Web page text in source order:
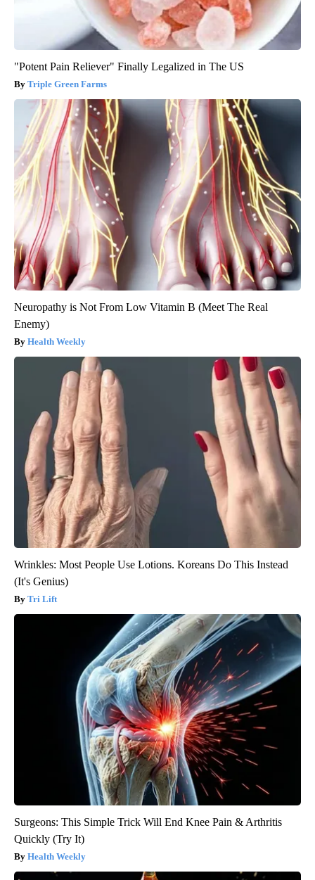
"Potent Pain Reliever" Finally Legalized in The US
Triple Green Farms
Neuropathy is Not From Low Vitamin B (Meet The Real
Enemy)
Health Weekly
Wrinkles: Most People Use Lotions. Koreans Do This Instead
(It's Genius)
Tri Lift
Surgeons: This Simple Trick Will End Knee Pain & Arthritis
Quickly (Try It)
Health Weekly